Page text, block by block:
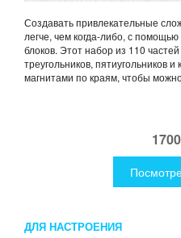
Создавать привлекательные
легче, чем когда-либо, с
блоков. Этот набор из 110
треугольников, пятиугольников
магнитами по краям, чтобы
ДЛЯ НАСТРОЕНИЯ